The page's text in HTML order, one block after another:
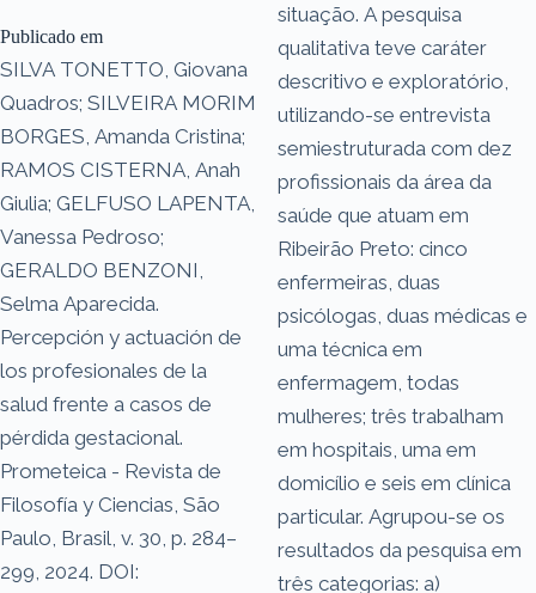
Publicado em
SILVA TONETTO, Giovana
Quadros; SILVEIRA MORIM
BORGES, Amanda Cristina;
RAMOS CISTERNA, Anah
Giulia; GELFUSO LAPENTA,
Vanessa Pedroso;
GERALDO BENZONI,
Selma Aparecida.
Percepción y actuación de
los profesionales de la
salud frente a casos de
pérdida gestacional.
Prometeica - Revista de
Filosofía y Ciencias, São
Paulo, Brasil, v. 30, p. 284–
299, 2024. DOI:
situação. A pesquisa
qualitativa teve caráter
descritivo e exploratório,
utilizando-se entrevista
semiestruturada com dez
profissionais da área da
saúde que atuam em
Ribeirão Preto: cinco
enfermeiras, duas
psicólogas, duas médicas e
uma técnica em
enfermagem, todas
mulheres; três trabalham
em hospitais, uma em
domicílio e seis em clínica
particular. Agrupou-se os
resultados da pesquisa em
três categorias: a)